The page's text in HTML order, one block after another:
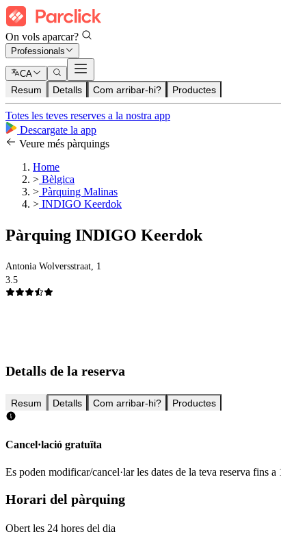
On vols aparcar?
Professionals
CA
Resum Detalls Com arribar-hi? Productes
Totes les teves reserves a la nostra app
Descargate la app
Veure més pàrquings
Home
> Bèlgica
> Pàrquing Malinas
> INDIGO Keerdok
Pàrquing INDIGO Keerdok
Antonia Wolversstraat, 1
3.5
Detalls de la reserva
Resum Detalls Com arribar-hi? Productes
Cancel·lació gratuïta
Es poden modificar/cancel·lar les dates de la teva reserva fins a
Horari del pàrquing
Obert les 24 hores del dia